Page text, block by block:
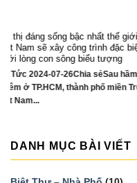
4
DANH MỤC BÀI VIẾT